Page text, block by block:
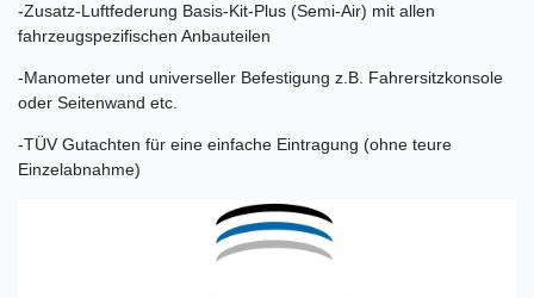
-Zusatz-Luftfederung Basis-Kit-Plus (Semi-Air) mit allen
fahrzeugspezifischen Anbauteilen
-Manometer und universeller Befestigung z.B. Fahrersitzkonsole
oder Seitenwand etc.
-TÜV Gutachten für eine einfache Eintragung (ohne teure
Einzelabnahme)